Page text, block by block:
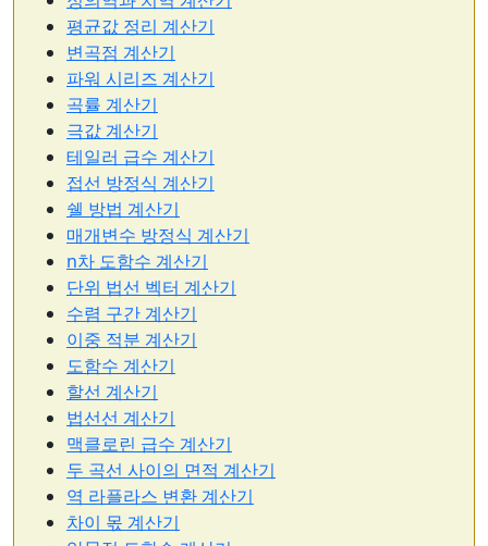
평균값 정리 계산기
변곡점 계산기
파워 시리즈 계산기
곡률 계산기
극값 계산기
테일러 급수 계산기
접선 방정식 계산기
쉘 방법 계산기
매개변수 방정식 계산기
n차 도함수 계산기
단위 법선 벡터 계산기
수렴 구간 계산기
이중 적분 계산기
도함수 계산기
할선 계산기
법선선 계산기
맥클로린 급수 계산기
두 곡선 사이의 면적 계산기
역 라플라스 변환 계산기
차이 몫 계산기